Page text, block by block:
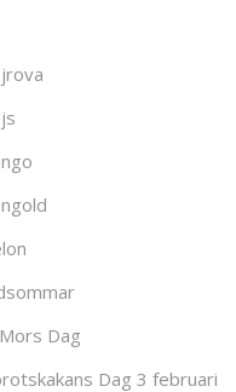
Dag
Dag 3 februari